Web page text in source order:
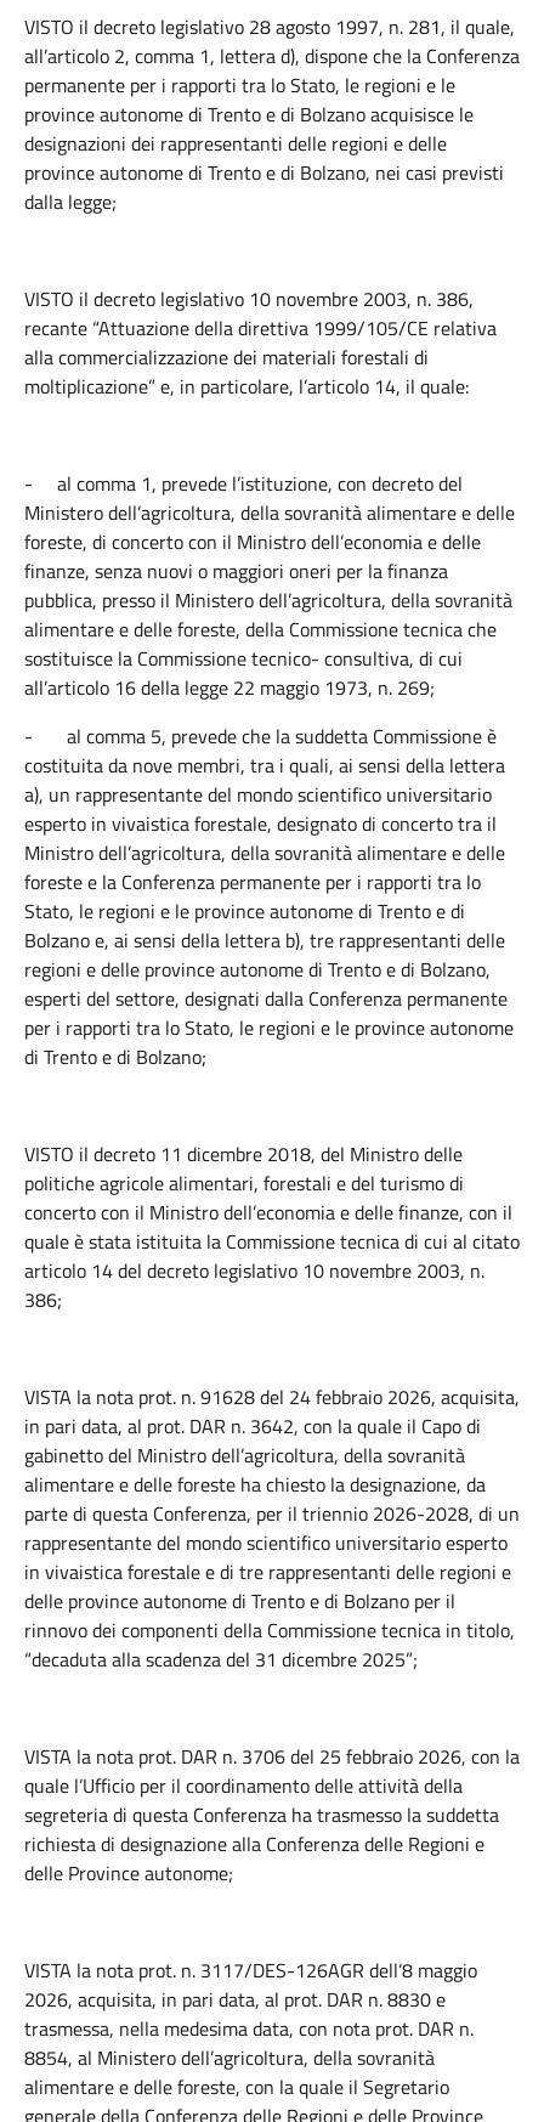
VISTO il decreto legislativo 28 agosto 1997, n. 281, il quale,
all’articolo 2, comma 1, lettera d), dispone che la Conferenza
permanente per i rapporti tra lo Stato, le regioni e le
province autonome di Trento e di Bolzano acquisisce le
designazioni dei rappresentanti delle regioni e delle
province autonome di Trento e di Bolzano, nei casi previsti
dalla legge;
VISTO il decreto legislativo 10 novembre 2003, n. 386,
recante “Attuazione della direttiva 1999/105/CE relativa
alla commercializzazione dei materiali forestali di
moltiplicazione” e, in particolare, l’articolo 14, il quale:
- al comma 1, prevede l’istituzione, con decreto del
Ministero dell’agricoltura, della sovranità alimentare e delle
foreste, di concerto con il Ministro dell’economia e delle
finanze, senza nuovi o maggiori oneri per la finanza
pubblica, presso il Ministero dell’agricoltura, della sovranità
alimentare e delle foreste, della Commissione tecnica che
sostituisce la Commissione tecnico- consultiva, di cui
all’articolo 16 della legge 22 maggio 1973, n. 269;
- al comma 5, prevede che la suddetta Commissione è
costituita da nove membri, tra i quali, ai sensi della lettera
a), un rappresentante del mondo scientifico universitario
esperto in vivaistica forestale, designato di concerto tra il
Ministro dell’agricoltura, della sovranità alimentare e delle
foreste e la Conferenza permanente per i rapporti tra lo
Stato, le regioni e le province autonome di Trento e di
Bolzano e, ai sensi della lettera b), tre rappresentanti delle
regioni e delle province autonome di Trento e di Bolzano,
esperti del settore, designati dalla Conferenza permanente
per i rapporti tra lo Stato, le regioni e le province autonome
di Trento e di Bolzano;
VISTO il decreto 11 dicembre 2018, del Ministro delle
politiche agricole alimentari, forestali e del turismo di
concerto con il Ministro dell’economia e delle finanze, con il
quale è stata istituita la Commissione tecnica di cui al citato
articolo 14 del decreto legislativo 10 novembre 2003, n.
386;
VISTA la nota prot. n. 91628 del 24 febbraio 2026, acquisita,
in pari data, al prot. DAR n. 3642, con la quale il Capo di
gabinetto del Ministro dell’agricoltura, della sovranità
alimentare e delle foreste ha chiesto la designazione, da
parte di questa Conferenza, per il triennio 2026-2028, di un
rappresentante del mondo scientifico universitario esperto
in vivaistica forestale e di tre rappresentanti delle regioni e
delle province autonome di Trento e di Bolzano per il
rinnovo dei componenti della Commissione tecnica in titolo,
“decaduta alla scadenza del 31 dicembre 2025”;
VISTA la nota prot. DAR n. 3706 del 25 febbraio 2026, con la
quale l’Ufficio per il coordinamento delle attività della
segreteria di questa Conferenza ha trasmesso la suddetta
richiesta di designazione alla Conferenza delle Regioni e
delle Province autonome;
VISTA la nota prot. n. 3117/DES-126AGR dell’8 maggio
2026, acquisita, in pari data, al prot. DAR n. 8830 e
trasmessa, nella medesima data, con nota prot. DAR n.
8854, al Ministero dell’agricoltura, della sovranità
alimentare e delle foreste, con la quale il Segretario
generale della Conferenza delle Regioni e delle Province